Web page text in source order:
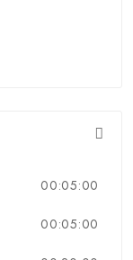
00:05:00
00:05:00